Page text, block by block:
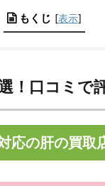
もくじ [表示]
！口コミで
の肝の買取